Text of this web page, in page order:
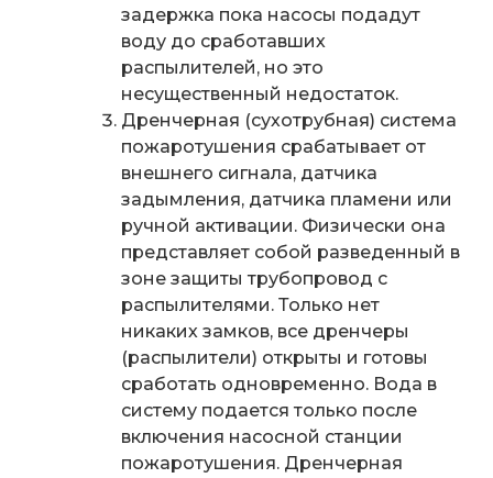
задержка пока насосы подадут
воду до сработавших
распылителей, но это
несущественный недостаток.
Дренчерная (сухотрубная) система
пожаротушения срабатывает от
внешнего сигнала, датчика
задымления, датчика пламени или
ручной активации. Физически она
представляет собой разведенный в
зоне защиты трубопровод с
распылителями. Только нет
никаких замков, все дренчеры
(распылители) открыты и готовы
сработать одновременно. Вода в
систему подается только после
включения насосной станции
пожаротушения. Дренчерная